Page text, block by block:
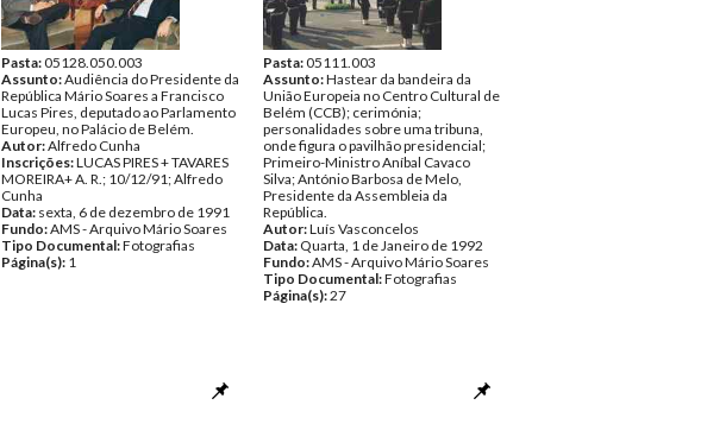
Pasta:05128.050.003
Assunto:Audiência do Presidente da
República Mário Soares a Francisco
Lucas Pires, deputado ao Parlamento
Europeu, no Palácio de Belém.
Autor:Alfredo Cunha
Inscrições:LUCAS PIRES + TAVARES
MOREIRA+ A. R.; 10/12/91; Alfredo
Cunha
Data: sexta, 6 de dezembro de 1991
Fundo:AMS - Arquivo Mário Soares
Tipo Documental:Fotografias
Página(s): 1
Pasta:05111.003
Assunto:Hastear da bandeira da
União Europeia no Centro Cultural de
Belém (CCB); cerimónia;
personalidades sobre uma tribuna,
onde figura o pavilhão presidencial;
Primeiro-Ministro Aníbal Cavaco
Silva; António Barbosa de Melo,
Presidente da Assembleia da
República.
Autor:Luís Vasconcelos
Data: Quarta, 1 de Janeiro de 1992
Fundo:AMS - Arquivo Mário Soares
Tipo Documental:Fotografias
Página(s):27